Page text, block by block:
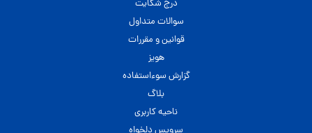
درج شکایت
سوالات متداول
قوانین و مقررات
هویز
گزارش سوءاستفاده
بلاگ
ناحیه کاربری